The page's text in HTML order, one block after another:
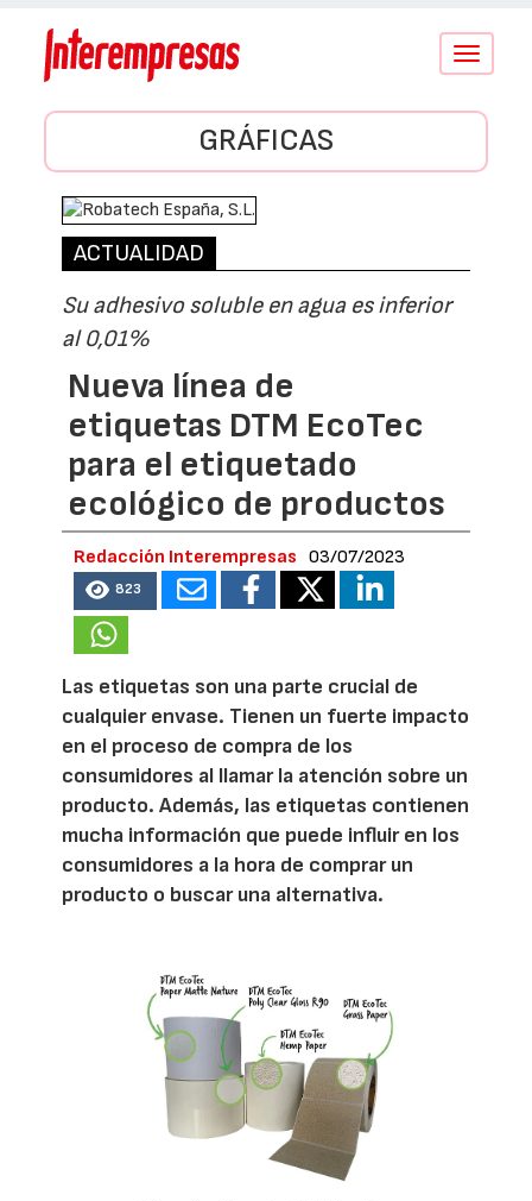
Conmutar
GRÁFICAS
ACTUALIDAD
Su adhesivo soluble en agua es inferior
al 0,01%
Nueva línea de
etiquetas DTM EcoTec
para el etiquetado
ecológico de productos
Redacción Interempresas 03/07/2023
823
Las etiquetas son una parte crucial de
cualquier envase. Tienen un fuerte impacto
en el proceso de compra de los
consumidores al llamar la atención sobre un
producto. Además, las etiquetas contienen
mucha información que puede influir en los
consumidores a la hora de comprar un
producto o buscar una alternativa.